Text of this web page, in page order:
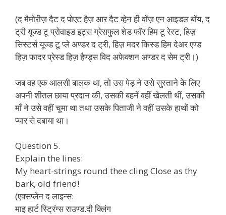
(द मैमोरीज़ दैट द पोएट हैज़ आर दैट व्हेन ही वॉज़ एन आइडल बॉय, द
ट्री यूज्ड टू प्रोवाइड इट्स ग्रेसफुल शेड फॉर हिम टू रेस्ट, हिज़
सिस्टर्स यूज्ड टू प्ले अण्डर द ट्री, हिज़ मदर किस्ड हिम देअर एण्ड
हिज़ फादर प्रेस्ड हिज़ हैण्ड्स विद अफेक्शन अण्डर द सेम ट्री।)
जब वह एक आलसी बालक था, तो उस पेड़ ने उसे सुस्ताने के लिए
अपनी शीतल छाया प्रदान की, उसकी बहनें वहीं खेलती थीं, उसकी
माँ ने उसे वहीं चूमा था तथा उसके पिताजी ने वहीं उसके हाथों को
प्यार से दबाया था।
Question 5.
Explain the lines:
My heart-strings round thee cling Close as thy
bark, old friend!
(एक्सप्लेन द लाइन्स:
माइ हार्ट स्ट्रिंग्स राउण्ड.दी क्लिंग